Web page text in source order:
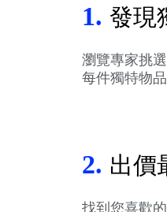
1. 發現
瀏覽專家挑
每件獨特物
2. 出價
找到您喜歡